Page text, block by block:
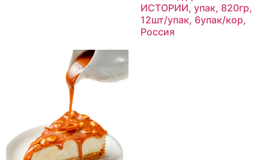
ИСТОРИИ, упак, 820гр,
12шт/упак, 6упак/кор,
Россия